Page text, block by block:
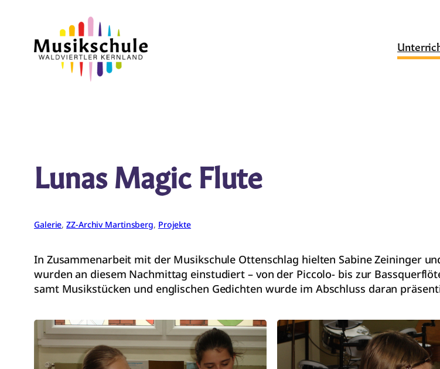
springen
Lunas Magic Flute
Galerie, ZZ-Archiv Martinsberg, Projekte
In Zusammenarbeit mit der Musikschule Ottenschlag hielten Sabine Zeininger
wurden an diesem Nachmittag einstudiert – von der Piccolo- bis zur
samt Musikstücken und englischen Gedichten wurde im Abschluss daran